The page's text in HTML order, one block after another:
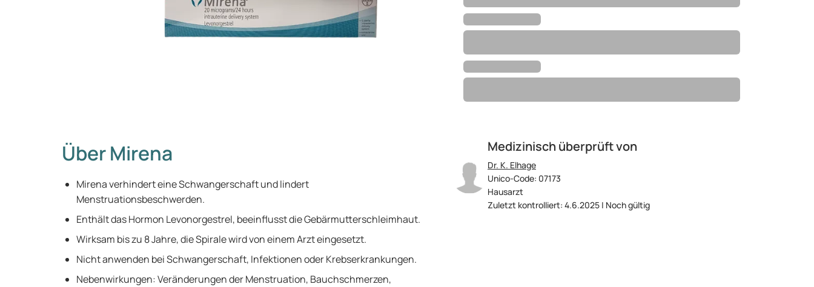
Medizinisch überprüft von
Dr. K. Elhage
Unico-Code: 07173
Hausarzt
Zuletzt kontrolliert: 4.6.2025 | Noch gültig
Über Mirena
Mirena verhindert eine Schwangerschaft und lindert
Menstruationsbeschwerden.
Enthält das Hormon Levonorgestrel, beeinflusst die Gebärmutterschleimhaut.
Wirksam bis zu 8 Jahre, die Spirale wird von einem Arzt eingesetzt.
Nicht anwenden bei Schwangerschaft, Infektionen oder Krebserkrankungen.
Nebenwirkungen: Veränderungen der Menstruation, Bauchschmerzen,